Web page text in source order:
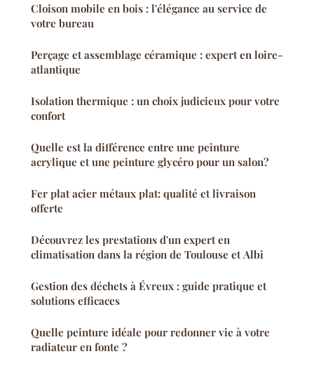
Cloison mobile en bois : l'élégance au service de
votre bureau
Perçage et assemblage céramique : expert en loire-
atlantique
Isolation thermique : un choix judicieux pour votre
confort
Quelle est la différence entre une peinture
acrylique et une peinture glycéro pour un salon?
Fer plat acier métaux plat: qualité et livraison
offerte
Découvrez les prestations d'un expert en
climatisation dans la région de Toulouse et Albi
Gestion des déchets à Évreux : guide pratique et
solutions efficaces
Quelle peinture idéale pour redonner vie à votre
radiateur en fonte ?